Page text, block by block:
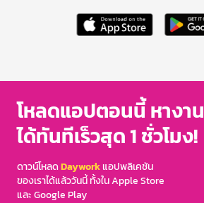
โหลดแอปตอนนี้ หางาน
ได้ทันทีเร็วสุด 1 ชั่วโมง!
ดาวน์โหลดDayworkแอปพลิเคชัน
ของเราได้แล้ววันนี้ ทั้งใน Apple Store
และ Google Play